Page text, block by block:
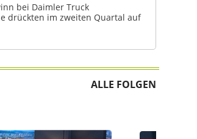
bei Daimler Truck
drückten im zweiten Quartal auf
ALLE FOLGEN